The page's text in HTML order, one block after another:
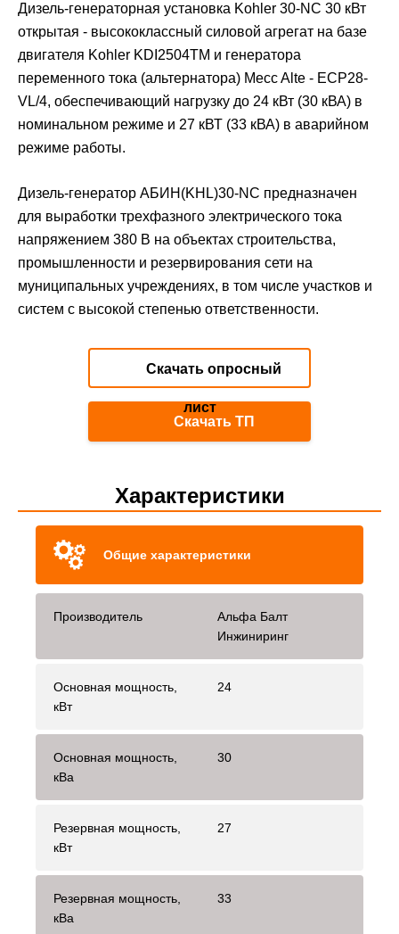
Дизель-генераторная установка Kohler 30-NC 30 кВт
открытая - высококлассный силовой агрегат на базе
двигателя Kohler KDI2504TM и генератора
переменного тока (альтернатора) Mecc Alte - ECP28-
VL/4, обеспечивающий нагрузку до 24 кВт (30 кВА) в
номинальном режиме и 27 кВТ (33 кВА) в аварийном
режиме работы.
Дизель-генератор АБИН(KHL)30-NC предназначен
для выработки трехфазного электрического тока
напряжением 380 В на объектах строительства,
промышленности и резервирования сети на
муниципальных учреждениях, в том числе участков и
систем с высокой степенью ответственности.
Скачать опросный
лист
Скачать ТП
Характеристики
Общие характеристики
Производитель
Альфа Балт
Инжиниринг
Основная мощность,
кВт
24
Основная мощность,
кВа
30
Резервная мощность,
кВт
27
Резервная мощность,
кВа
33